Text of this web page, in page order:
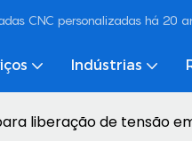
CNC personalizadas há 20
Indústrias
liberação de tensão